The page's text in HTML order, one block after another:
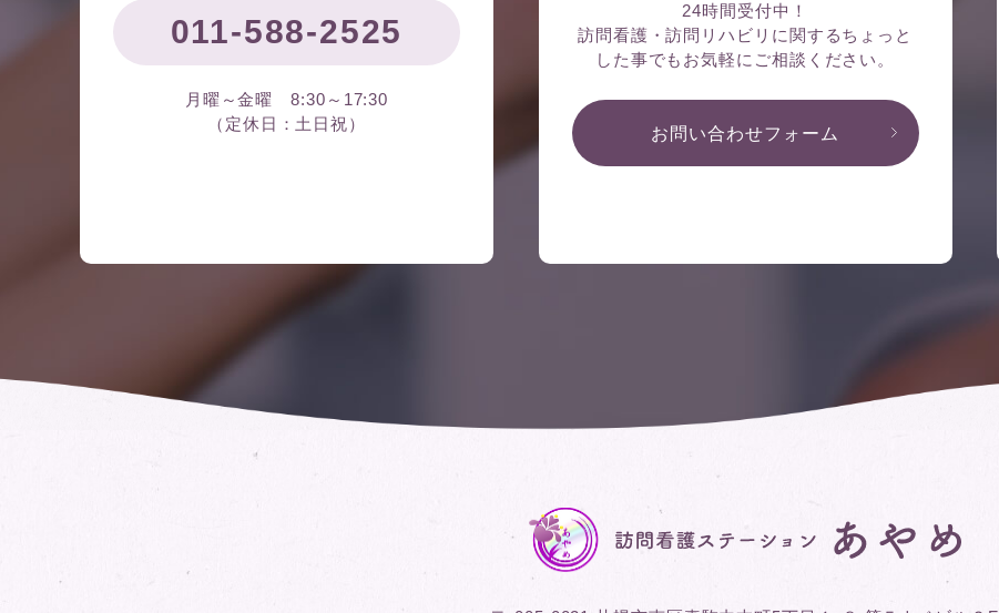
011-588-2525
月曜～金曜 8:30～17:30
（定休日：土日祝）
24時間受付中！
訪問看護・訪問リハビリに関するちょっと
した事でもお気軽にご相談ください。
お問い合わせフォーム